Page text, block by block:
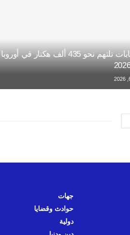
حرائق الغابات تلتهم نحو 435 ألف هكتار في أوروبا
جهات
حوادث وقضايا
دولية